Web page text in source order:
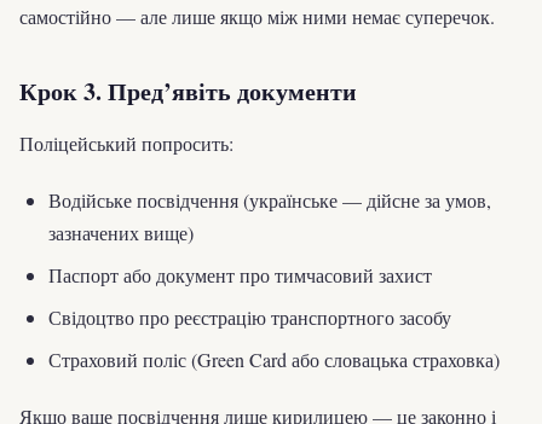
самостійно — але лише якщо між ними немає суперечок.
Крок 3. Пред’явіть документи
Поліцейський попросить:
Водійське посвідчення (українське — дійсне за умов,
зазначених вище)
Паспорт або документ про тимчасовий захист
Свідоцтво про реєстрацію транспортного засобу
Страховий поліс (Green Card або словацька страховка)
Якщо ваше посвідчення лише кирилицею — це законно і